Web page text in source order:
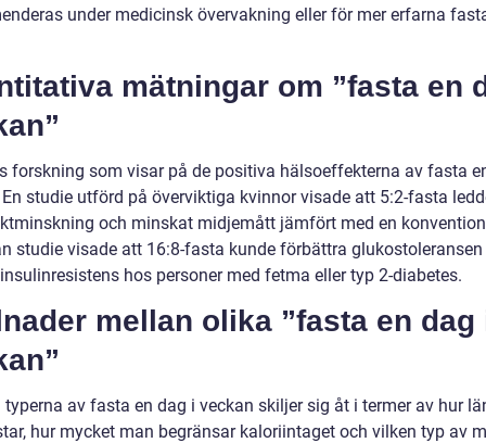
under medicinsk övervakning eller för mer erfarna
mätningar om ”fasta en
forskning som visar på de positiva hälsoeffekterna av fasta
studie utförd på överviktiga kvinnor visade att 5:2-fasta
och minskat midjemått jämfört med en
studie visade att 16:8-fasta kunde förbättra
hos personer med fetma eller typ 2-diabetes.
mellan olika ”fasta en dag
typerna av fasta en dag i veckan skiljer sig åt i termer av hur
hur mycket man begränsar kaloriintaget och vilken typ av